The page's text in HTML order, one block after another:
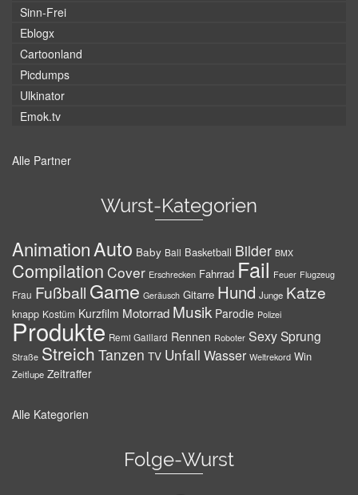
Sinn-Frei
Eblogx
Cartoonland
Picdumps
Ulkinator
Emok.tv
Alle Partner
Wurst-Kategorien
AnimationAuto Baby Ball Basketball Bilder BMX
Compilation Cover Erschrecken Fahrrad Fail Feuer Flugzeug
Frau Fußball Game Geräusch Gitarre Hund Junge Katze
knapp Kostüm Kurzfilm Motorrad Musik Parodie Polizei
Produkte Remi Gaillard Rennen Roboter SexySprung
Straße Streich Tanzen TV Unfall Wasser Weltrekord Win
Zeitlupe Zeitraffer
Alle Kategorien
Folge-Wurst